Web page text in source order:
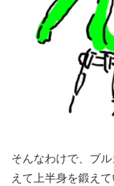
そんなわけで、ブ
えて上半身を鍛え